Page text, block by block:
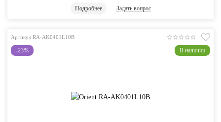
Подробнее Задать вопрос
Артикул RA-AK0401L10B
-23% В наличии